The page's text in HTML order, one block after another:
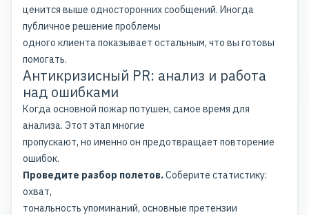
ценится выше односторонних сообщений. Иногда
публичное решение проблемы
одного клиента показывает остальным, что вы готовы
помогать.
Антикризисный PR: анализ и работа
над ошибками
Когда основной пожар потушен, самое время для
анализа. Этот этап многие
пропускают, но именно он предотвращает повторение
ошибок.
Проведите разбор полетов.Соберите статистику:
охват,
тональность упоминаний, основные претензии